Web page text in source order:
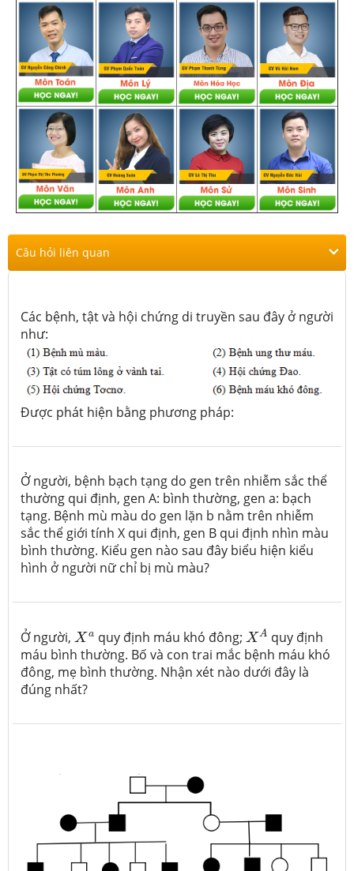
Câu hỏi liên quan
Các bệnh, tật và hội chứng di truyền sau đây ở người
như:
Được phát hiện bằng phương pháp:
Ở người, bệnh bạch tạng do gen trên nhiễm sắc thể
thường qui định, gen A: bình thường, gen a: bạch
tạng. Bệnh mù màu do gen lặn b nằm trên nhiễm
sắc thể giới tính X qui định, gen B qui định nhìn màu
bình thường. Kiểu gen nào sau đây biểu hiện kiểu
hình ở người nữ chỉ bị mù màu?
Ở người, X a
Xa quy định máu khó đông; XA
XA quy định
máu bình thường. Bố và con trai mắc bệnh máu khó
đông, mẹ bình thường. Nhận xét nào dưới đây là
đúng nhất?